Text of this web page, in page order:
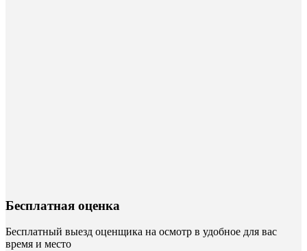
Бесплатная оценка
Бесплатный выезд оценщика на осмотр в удобное для вас
время и место